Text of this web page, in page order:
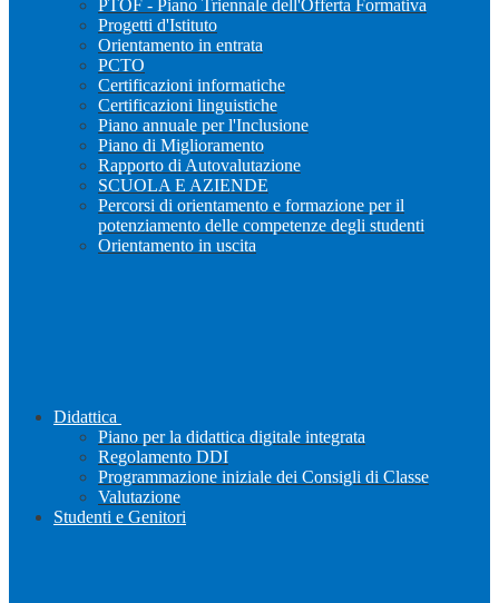
PTOF - Piano Triennale dell'Offerta Formativa
Progetti d'Istituto
Orientamento in entrata
PCTO
Certificazioni informatiche
Certificazioni linguistiche
Piano annuale per l'Inclusione
Piano di Miglioramento
Rapporto di Autovalutazione
SCUOLA E AZIENDE
Percorsi di orientamento e formazione per il
potenziamento delle competenze degli studenti
Orientamento in uscita
Didattica
Piano per la didattica digitale integrata
Regolamento DDI
Programmazione iniziale dei Consigli di Classe
Valutazione
Studenti e Genitori